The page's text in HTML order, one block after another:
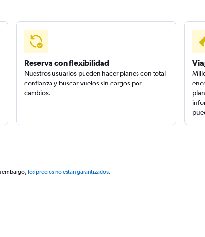
Reserva con flexibilidad
Nuestros usuarios pueden hacer planes con total
confianza y buscar vuelos sin cargos por
cambios.
embargo, los precios no están garantizados.